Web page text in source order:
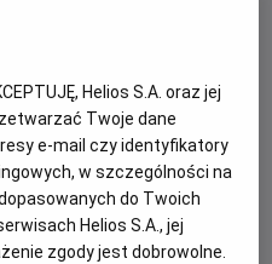
Helios S.A. oraz jej
Twoje dane
e-mail czy identyfikatory
w szczególności na
do Twoich
Helios S.A., jej
zgody jest dobrowolne.